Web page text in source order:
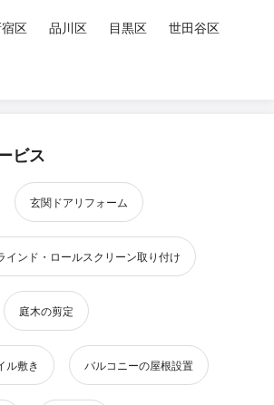
区 品川区 目黒区
世田谷区
ビス
玄関ドアリフォーム
インド・ロールスクリーン取り付け
庭木の剪定
ル敷き バルコニーの屋根設置